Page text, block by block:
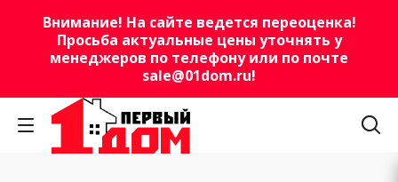
Внимание! На сайте ведется переоценка!
Просьба актуальные цены уточнять у
менеджеров по телефону или по почте
sale@01dom.ru!